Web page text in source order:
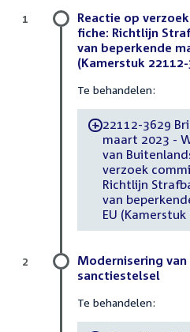
Reactie op
fiche: Richtlijn
van beperkende
(Kamerstuk
Te behandelen:
-22112-3629
maart 2023 -
van
verzoek
Richtlijn
van
EU
1
Modernisering
sanctiestelsel
Te behandelen:
2